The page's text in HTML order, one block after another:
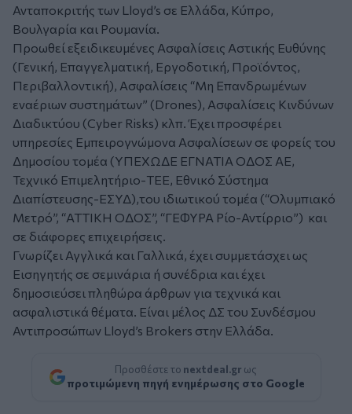
Ανταποκριτής των Lloyd’s σε Ελλάδα, Κύπρο,
Βουλγαρία και Ρουμανία.
Προωθεί εξειδικευμένες Ασφαλίσεις Αστικής Ευθύνης
(Γενική, Επαγγελματική, Εργοδοτική, Προϊόντος,
Περιβαλλοντική), Ασφαλίσεις “Μη Επανδρωμένων
εναέριων συστημάτων” (Drones), Ασφαλίσεις Κινδύνων
Διαδικτύου (Cyber Risks) κλπ. Έχει προσφέρει
υπηρεσίες Εμπειρογνώμονα Ασφαλίσεων σε φορείς του
Δημοσίου τομέα (ΥΠΕΧΩΔΕ ΕΓΝΑΤΙΑ ΟΔΟΣ ΑΕ,
Τεχνικό Επιμελητήριο-ΤΕΕ, Εθνικό Σύστημα
Διαπίστευσης-ΕΣΥΔ),του ιδιωτικού τομέα (“Ολυμπιακό
Μετρό”, “ΑΤΤΙΚΗ ΟΔΟΣ”, “ΓΕΦΥΡΑ Ρίο-Αντίρριο”) και
σε διάφορες επιχειρήσεις.
Γνωρίζει Αγγλικά και Γαλλικά, έχει συμμετάσχει ως
Εισηγητής σε σεμινάρια ή συνέδρια και έχει
δημοσιεύσει πληθώρα άρθρων για τεχνικά και
ασφαλιστικά θέματα. Είναι μέλος ΔΣ του Συνδέσμου
Αντιπροσώπων Lloyd’s Brokers στην Ελλάδα.
Προσθέστε το nextdeal.gr ως
προτιμώμενη πηγή ενημέρωσης στο Google